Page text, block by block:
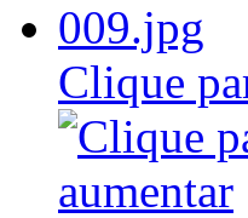
Clique